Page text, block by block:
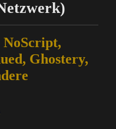
Ghostery,